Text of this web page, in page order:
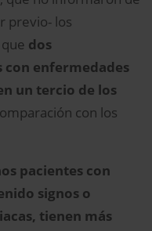
previo- los
dos
enfermedades
un tercio de los
con los
pacientes con
signos o
tienen más